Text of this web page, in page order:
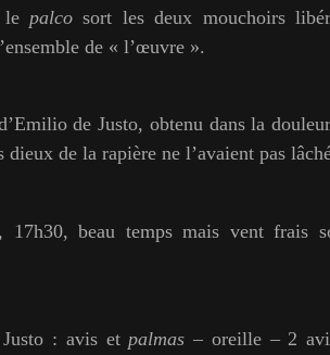
le palcosort les deux mouchoirs
de « l’œuvre ».
de Justo, obtenu dans la
dieux de la rapière ne l’avaient pas
17h30, beau temps mais vent frais
: avis et palmas – oreille – 2